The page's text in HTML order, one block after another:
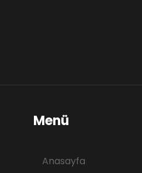
Menü
Anasayfa